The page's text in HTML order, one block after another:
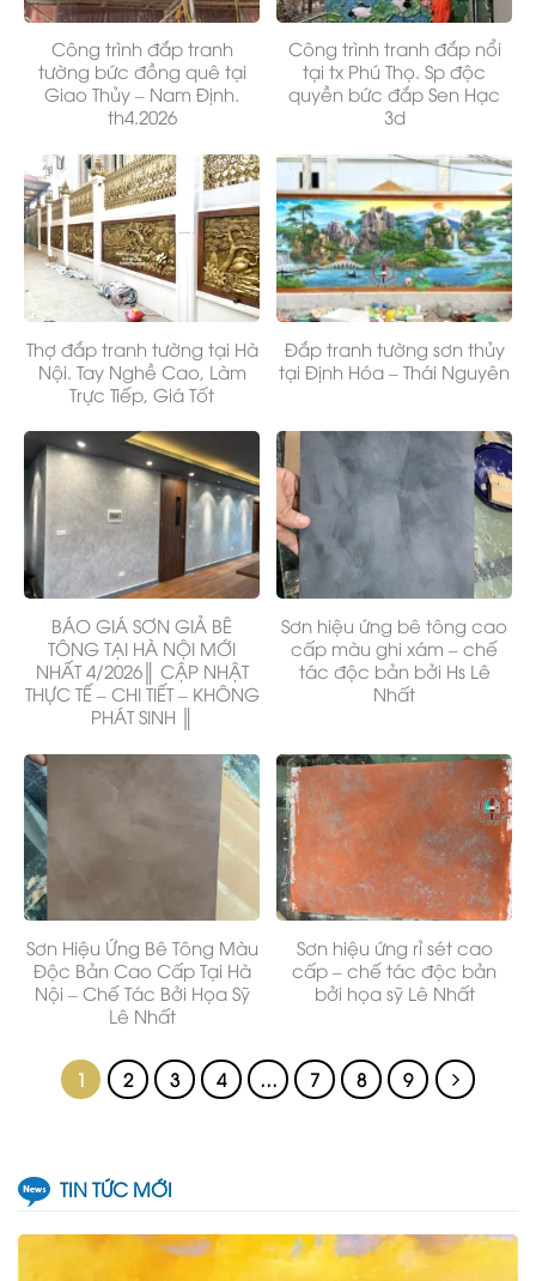
Công trình đắp tranh
tường bức đồng quê tại
Giao Thủy – Nam Định.
th4.2026
Công trình tranh đắp nổi
tại tx Phú Thọ. Sp độc
quyền bức đắp Sen Hạc
3d
Thợ đắp tranh tường tại Hà
Nội. Tay Nghề Cao, Làm
Trực Tiếp, Giá Tốt
Đắp tranh tường sơn thủy
tại Định Hóa – Thái Nguyên
BÁO GIÁ SƠN GIẢ BÊ
TÔNG TẠI HÀ NỘI MỚI
NHẤT 4/2026║ CẬP NHẬT
THỰC TẾ – CHI TIẾT – KHÔNG
PHÁT SINH ║
Sơn hiệu ứng bê tông cao
cấp màu ghi xám – chế
tác độc bản bởi Hs Lê
Nhất
Sơn Hiệu Ứng Bê Tông Màu
Độc Bản Cao Cấp Tại Hà
Nội – Chế Tác Bởi Họa Sỹ
Lê Nhất
Sơn hiệu ứng rỉ sét cao
cấp – chế tác độc bản
bởi họa sỹ Lê Nhất
1 2 3 4 … 7 8 9
TIN TỨC MỚI